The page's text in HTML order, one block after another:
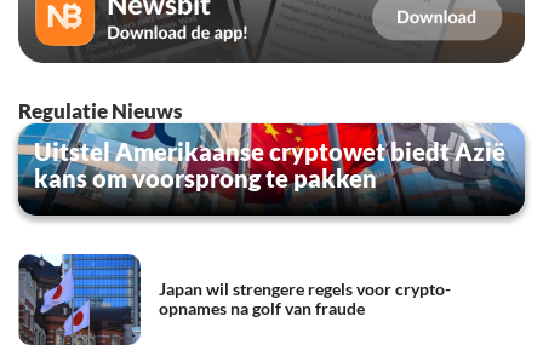
Regulatie Nieuws
Uitstel Amerikaanse cryptowet biedt Azië
kans om voorsprong te pakken
Japan wil strengere regels voor crypto-
opnames na golf van fraude